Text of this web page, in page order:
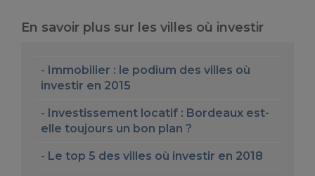
En savoir plus sur les villes où investir
Immobilier : le podium des villes où
investir en 2015
Investissement locatif : Bordeaux est-
elle toujours un bon plan ?
Le top 5 des villes où investir en 2018